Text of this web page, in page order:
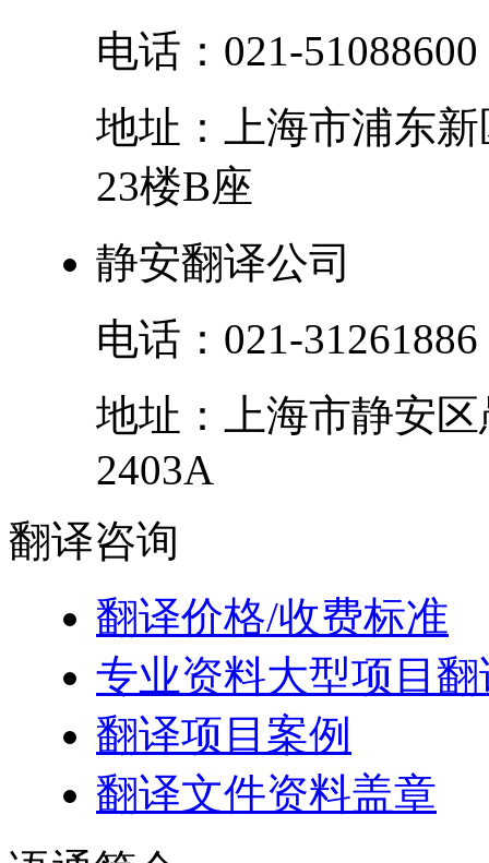
电话： 021-51088600
地址：
上海市浦东新
23楼B座
静安翻译公司
电话： 021-31261886
地址：
上海市静安区
2403A
翻译咨询
翻译价格/收费标准
专业资料大型项目翻
翻译项目案例
翻译文件资料盖章